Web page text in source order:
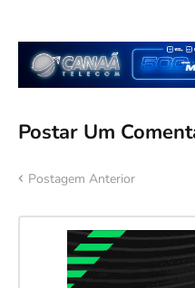
Postar Um
Postagem Anterior